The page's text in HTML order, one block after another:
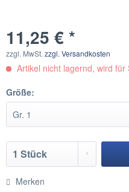
11,25 € *
zzgl. MwSt. zzgl. Versandkosten
Artikel nicht lagernd, wird für
Größe:
Merken